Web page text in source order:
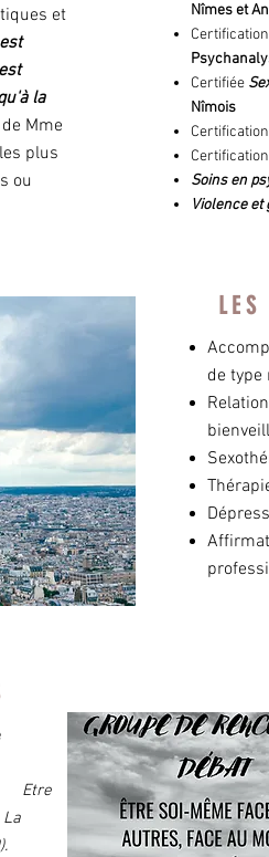
et
la
Mme
plus
ou
Nîmes et
Certifiée
Nîmois
Certification
Soins en
Violence et
de type
: Etre